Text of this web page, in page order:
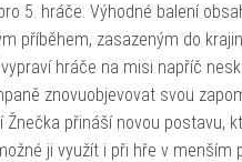
5. hráče. Výhodné balení
příběhem, zasazeným do
hráče na misi napříč
znovuobjevovat svou
přináší novou postavu,
ji využít i při hře v menším